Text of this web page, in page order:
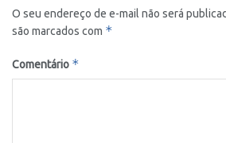
O seu endereço de e-mail não será
são marcados com *
Comentário *